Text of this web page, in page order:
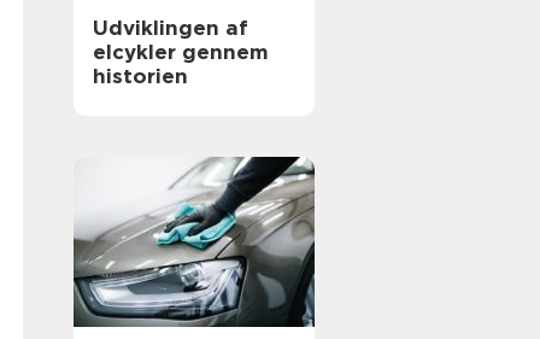
Udviklingen af
elcykler gennem
historien